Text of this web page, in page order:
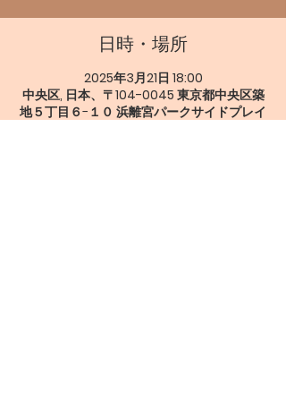
日時・場所
2025年3月21日 18:00
中央区, 日本、〒104-0045 東京都中央区築
地５丁目６−１０ 浜離宮パークサイドプレイ